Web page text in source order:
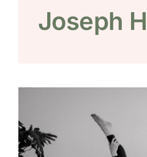
Joseph